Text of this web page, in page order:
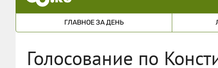
ГЛАВНОЕ ЗА ДЕНЬ
Голосование по